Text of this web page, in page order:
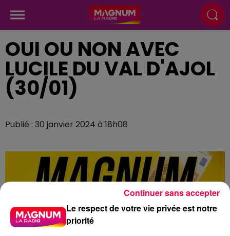
OUI OU NON AVEC
LUCILE DU VAL D'AJOL
(30/01)
Publié : 30 janvier 2024 à 18h08
Le respect de votre vie privée est notre
priorité
Continuer sans accepter